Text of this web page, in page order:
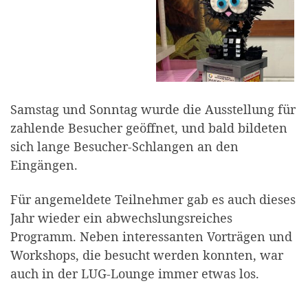
Samstag und Sonntag wurde die Ausstellung für
zahlende Besucher geöffnet, und bald bildeten
sich lange Besucher-Schlangen an den
Eingängen.
Für angemeldete Teilnehmer gab es auch dieses
Jahr wieder ein abwechslungsreiches
Programm. Neben interessanten Vorträgen und
Workshops, die besucht werden konnten, war
auch in der LUG-Lounge immer etwas los.